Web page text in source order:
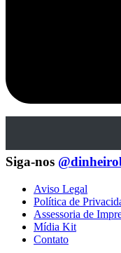
Siga-nos
Aviso Legal
Política de
Assessoria de
Mídia Kit
Contato